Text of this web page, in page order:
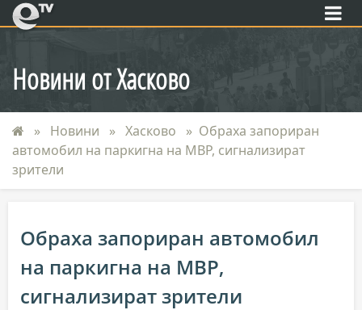
eTV
Новини от Хасково
Новини Хасково
Обраха запориран
автомобил на паркигна на МВР, сигнализират
зрители
Обраха запориран автомобил
на паркигна на МВР,
сигнализират зрители